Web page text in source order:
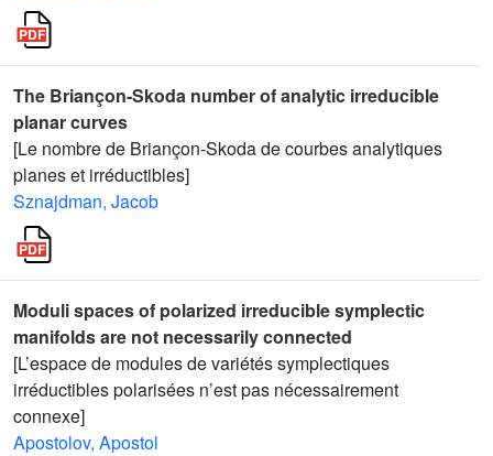
The Briançon-Skoda number of analytic irreducible
planar curves
[Le nombre de Briançon-Skoda de courbes analytiques
planes et irréductibles]
Sznajdman, Jacob
Moduli spaces of polarized irreducible symplectic
manifolds are not necessarily connected
[L’espace de modules de variétés symplectiques
irréductibles polarisées n’est pas nécessairement
connexe]
Apostolov, Apostol